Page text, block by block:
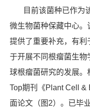
目前该菌种已作为
微生物菌种保藏中心
提供了重要补充，有利
于开展不同根瘤菌生
球根瘤菌研究的发展。
Top期刊《Plant Cell &
面论文（图2）。已毕